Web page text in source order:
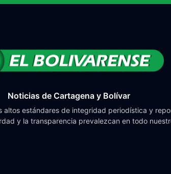
Noticias de Cartagena y Bolívar
altos estándares de integridad periodística y
y la transparencia prevalezcan en todo